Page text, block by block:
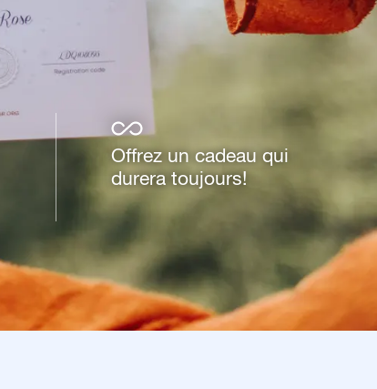
Offrez un cadeau qui
durera toujours!